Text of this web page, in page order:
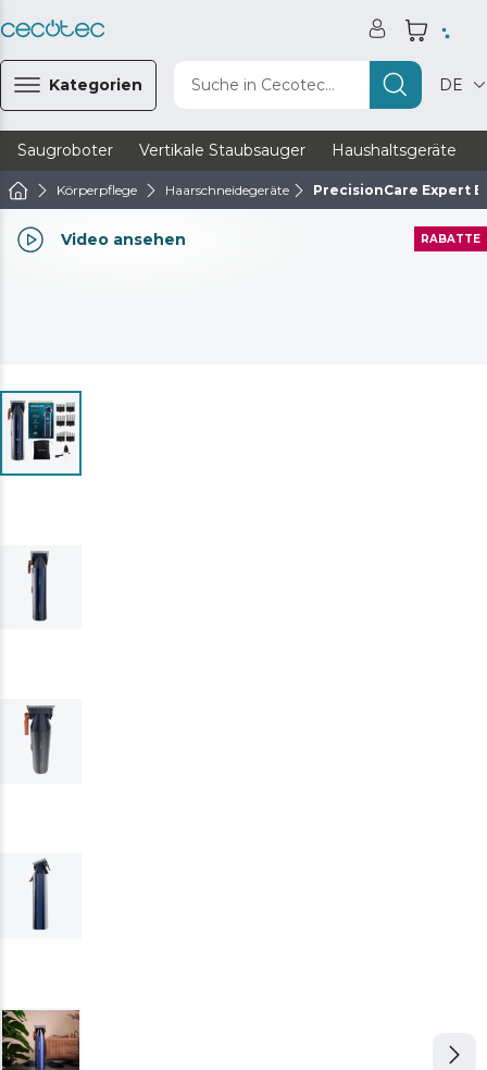
Kategorien Suche in Cecotec... DE
Saugroboter Vertikale Staubsauger Haushaltsgeräte
Körperpflege Haarschneidegeräte PrecisionCare Expert
Video ansehen RABATTE